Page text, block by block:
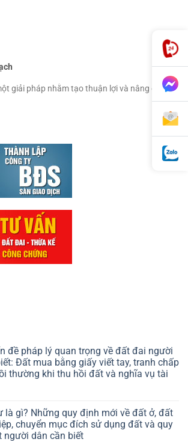
giải pháp nhằm tạo thuận lợi và nâng cao [...]
đề pháp lý quan trọng về đất đai người
Đất mua bằng giấy viết tay, tranh chấp
thường khi thu hồi đất và nghĩa vụ tài
là gì? Những quy định mới về đất ở, đất
chuyển mục đích sử dụng đất và quy
người dân cần biết